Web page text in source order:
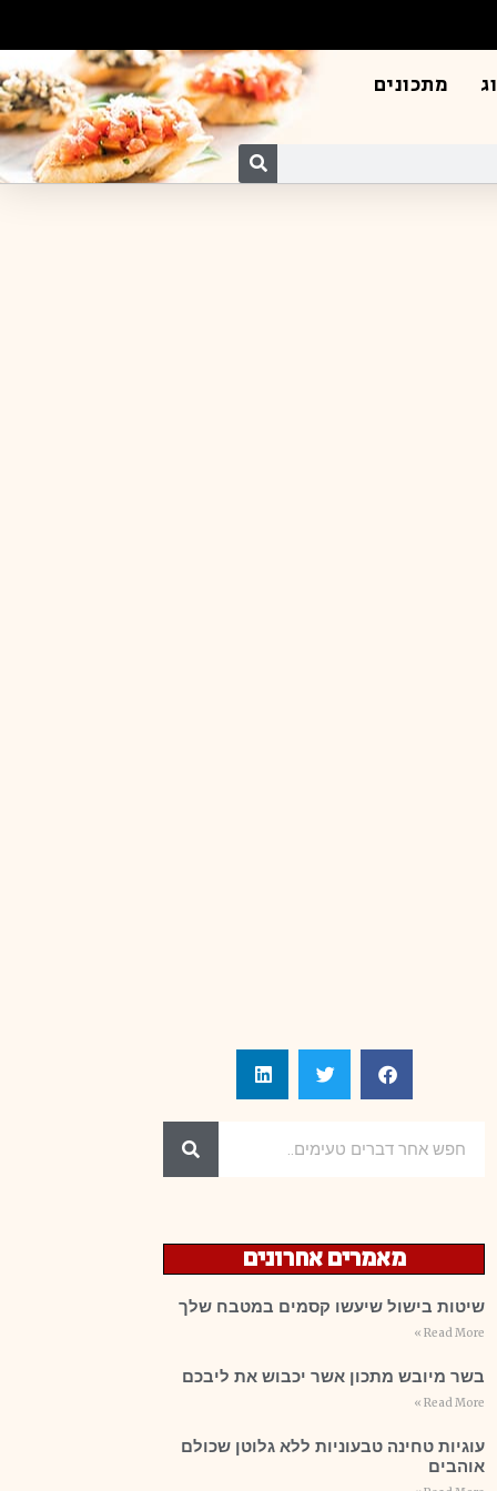
מתכונים
מאמרים אחרונים
שיטות בישול שיעשו קסמים במטבח שלך
Read More »
בשר מיובש מתכון אשר יכבוש את ליבכם
Read More »
עוגיות טחינה טבעוניות ללא גלוטן שכולם
אוהבים